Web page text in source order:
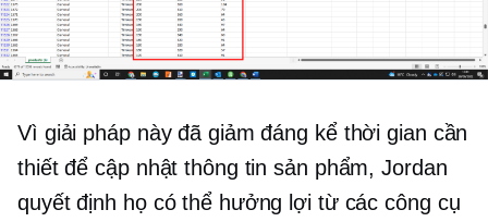
Vì giải pháp này đã giảm đáng kể thời gian cần
thiết để cập nhật thông tin sản phẩm, Jordan
quyết định họ có thể hưởng lợi từ các công cụ